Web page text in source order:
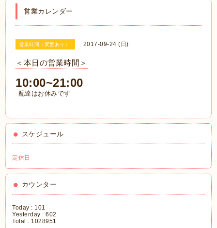
営業カレンダー
営業時間（変更あり） 2017-09-24 (日)
＜本日の営業時間＞
10:00~21:00
配達はお休みです
スケジュール
定休日
カウンター
Today : 101
Yesterday :602
Total : 1028951